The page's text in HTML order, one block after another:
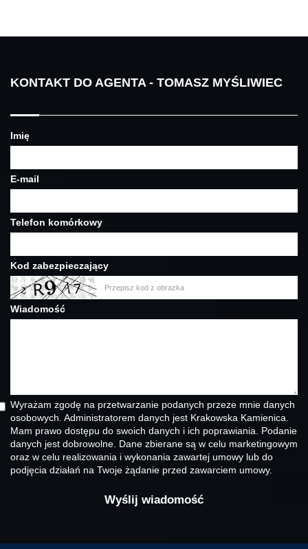
KONTAKT DO AGENTA - TOMASZ MYŚLIWIEC
Imię
E-mail
Telefon komórkowy
Kod zabezpieczający
Wiadomość
Wyrażam zgodę na przetwarzanie podanych przeze mnie danych
osobowych. Administratorem danych jest Krakowska Kamienica.
Mam prawo dostępu do swoich danych i ich poprawiania. Podanie
danych jest dobrowolne. Dane zbierane są w celu marketingowym
oraz w celu realizowania i wykonania zawartej umowy lub do
podjęcia działań na Twoje żądanie przed zawarciem umowy.